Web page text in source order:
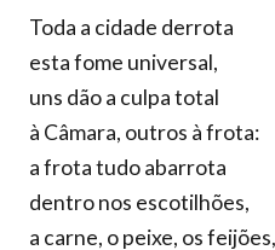
Toda a cidade derrota
esta fome universal,
uns dão a culpa total
à Câmara, outros à frota:
a frota tudo abarrota
dentro nos escotilhões,
a carne, o peixe, os feijões,